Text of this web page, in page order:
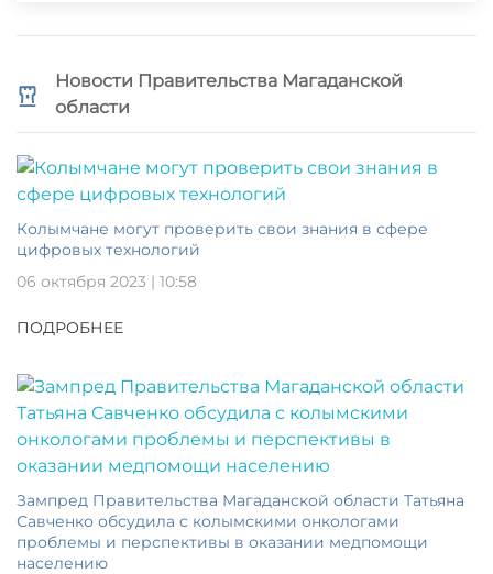
Новости Правительства Магаданской
области
Колымчане могут проверить свои знания в сфере
цифровых технологий
06 октября 2023 | 10:58
ПОДРОБНЕЕ
Зампред Правительства Магаданской области Татьяна
Савченко обсудила с колымскими онкологами
проблемы и перспективы в оказании медпомощи
населению